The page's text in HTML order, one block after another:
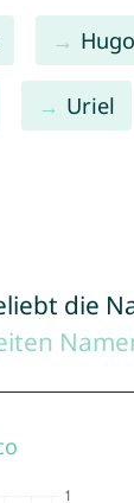
Hugo
Uriel
die